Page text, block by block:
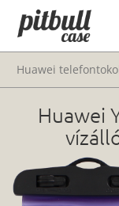
Huawei
Huawei